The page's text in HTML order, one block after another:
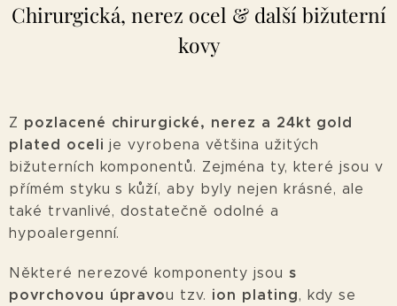
Chirurgická, nerez ocel & další bižuterní
kovy
Z pozlacené chirurgické, nerez a 24kt gold
plated oceli je vyrobena většina užitých
bižuterních komponentů. Zejména ty, které jsou v
přímém styku s kůží, aby byly nejen krásné, ale
také trvanlivé, dostatečně odolné a
hypoalergenní.
Některé nerezové komponenty jsou s
povrchovou úpravou tzv. ion plating, kdy se